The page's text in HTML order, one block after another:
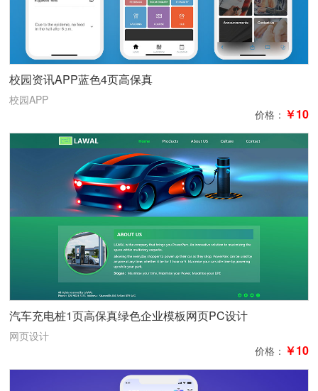
校园资讯APP蓝色4页高保真
校园APP
价格： ￥10
汽车充电桩1页高保真绿色企业模板网页PC设计
网页设计
价格： ￥10